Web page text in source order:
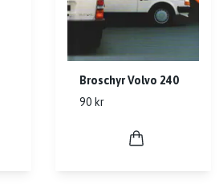
Broschyr Volvo 240
90 kr